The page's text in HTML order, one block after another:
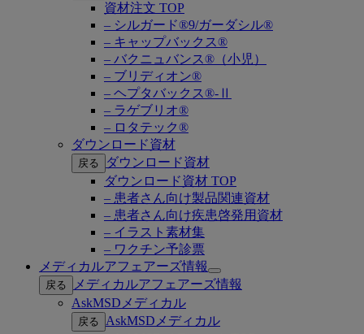
資材注文 TOP
– シルガード®9/ガーダシル®
– キャップバックス®
– バクニュバンス®（小児）
– ブリディオン®
– ヘプタバックス®-Ⅱ
– ラゲブリオ®
– ロタテック®
ダウンロード資材
戻る
ダウンロード資材
ダウンロード資材 TOP
– 患者さん向け製品関連資材
– 患者さん向け疾患啓発用資材
– イラスト素材集
– ワクチン予診票
メディカルアフェアーズ情報
Open
submenu
戻る
メディカルアフェアーズ情報
AskMSDメディカル
戻る
AskMSDメディカル